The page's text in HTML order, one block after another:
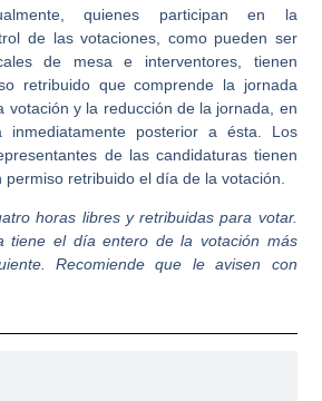
quienes participan en la
de las votaciones, como pueden ser
de mesa e interventores, tienen
retribuido que comprende la jornada
votación y la reducción de la jornada, en
posterior a ésta. Los
de las candidaturas tienen
retribuido el día de la votación.
horas libres y retribuidas para votar.
tiene el día entero de la votación más
Recomiende que le avisen con